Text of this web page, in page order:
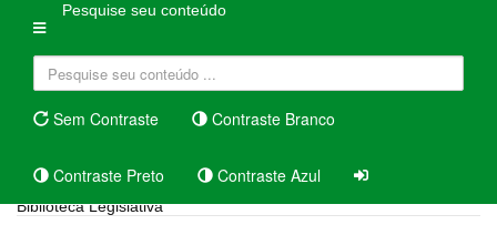
Pesquise seu conteúdo
Sem Contraste Contraste Branco
Contraste Preto Contraste Azul
Biblioteca Legislativa